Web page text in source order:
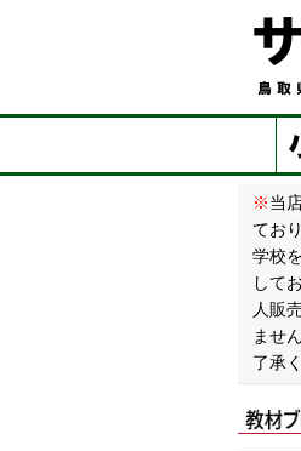
※ 当
てお
学校
して
人販
ませ
了承